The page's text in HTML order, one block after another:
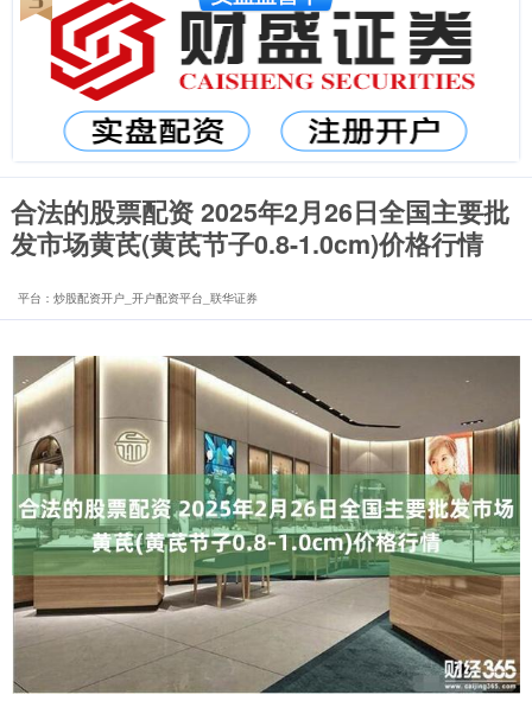
合法的股票配资 2025年2月26日全国主要批
发市场黄芪(黄芪节子0.8-1.0cm)价格行情
平台：炒股配资开户_开户配资平台_联华证券